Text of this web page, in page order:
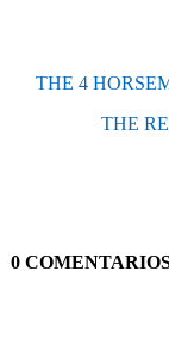
THE 4
THE
0